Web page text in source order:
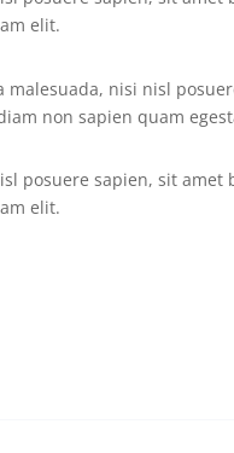
elit.
malesuada, nisi nisl
non sapien quam
posuere sapien, sit amet
elit.